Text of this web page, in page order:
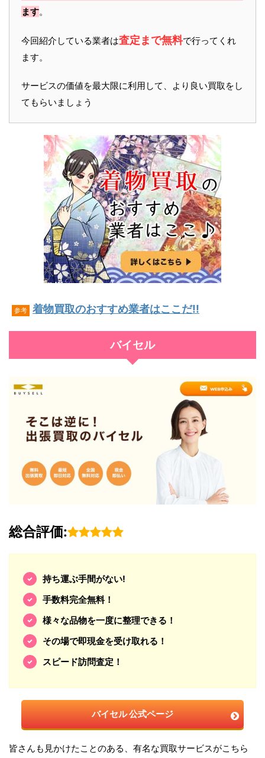
ます。
今回紹介している業者は査定まで無料で行ってくれ
ます。
サービスの価値を最大限に利用して、より良い買取をし
てもらいましょう
参考 着物買取のおすすめ業者はここだ!!
バイセル
総合評価:
持ち運ぶ手間がない!
手数料完全無料！
様々な品物を一度に整理できる！
その場で即現金を受け取れる！
スピード訪問査定！
バイセル 公式ページ
皆さんも見かけたことのある、有名な買取サービスがこちら